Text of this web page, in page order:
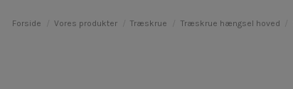
Forside Vores produkter Træskrue Træskrue hængsel hoved